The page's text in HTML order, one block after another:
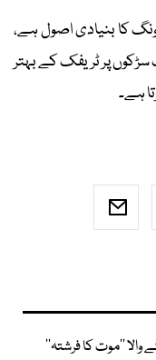
کا بنیادی اصول ہے،
سڑکوں پر ٹریفک کے بہتر
ہے۔
’’موت کا فرشتہ‘‘